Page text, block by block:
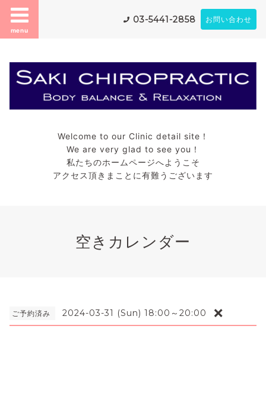
menu
03-5441-2858 お問い合わせ
Welcome to our Clinic detail site！
We are very glad to see you！
私たちのホームページへようこそ
アクセス頂きまことに有難うございます
空きカレンダー
ご予約済み 2024-03-31 (Sun) 18:00～20:00 ❌